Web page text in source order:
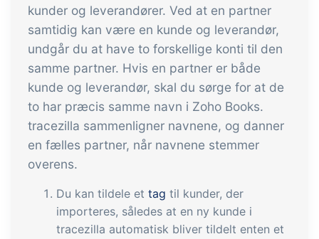
tilpassede flows via udveksling af filer
og data med andre systemer og
enheder
kunder og leverandører. Ved at en partner
samtidig kan være en kunde og leverandør,
undgår du at have to forskellige konti til den
samme partner. Hvis en partner er både
kunde og leverandør, skal du sørge for at de
to har præcis samme navn i Zoho Books.
tracezilla sammenligner navnene, og danner
en fælles partner, når navnene stemmer
overens.
Du kan tildele et tag til kunder, der
importeres, således at en ny kunde i
tracezilla automatisk bliver tildelt enten et